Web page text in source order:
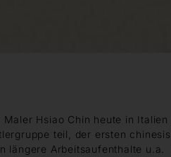
Hsiao Chin heute in
teil, der ersten
längere Arbeitsaufenthalte